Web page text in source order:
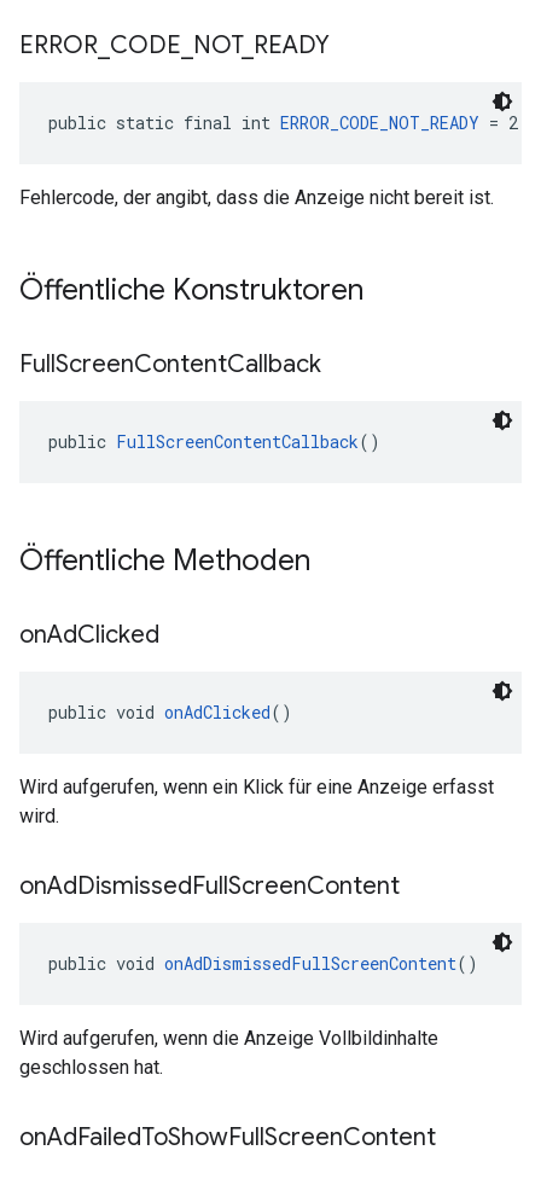
ERROR CODE NOT_ READY
public static final int ERROR_CODE_NOT_READY = 2
Fehlercode, der angibt, dass die Anzeige nicht bereit ist.
Öffentliche Konstruktoren
FullScreenContentCallback
public FullScreenContentCallback()
Öffentliche Methoden
onAdClicked
public void onAdClicked()
Wird aufgerufen, wenn ein Klick für eine Anzeige erfasst
wird.
onAdDismissedFullScreenContent
public void onAdDismissedFullScreenContent()
Wird aufgerufen, wenn die Anzeige Vollbildinhalte
geschlossen hat.
onAdFailedToShowFullScreenContent